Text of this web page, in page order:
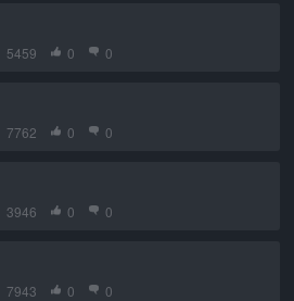
5459 0 0
7762 0 0
3946 0 0
7943 0 0